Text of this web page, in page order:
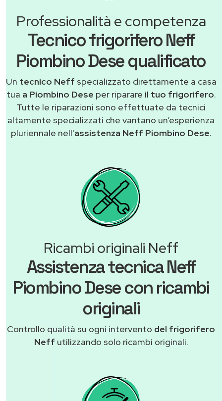
Professionalità e competenza
Tecnico frigorifero Neff
Piombino Dese qualificato
Un tecnico Neff specializzato direttamente a casa
tua a Piombino Dese per riparare il tuo frigorifero.
Tutte le riparazioni sono effettuate da tecnici
altamente specializzati che vantano un’esperienza
pluriennale nell'assistenza Neff Piombino Dese.
Ricambi originali Neff
Assistenza tecnica Neff
Piombino Dese con ricambi
originali
Controllo qualità su ogni intervento del frigorifero
Neff utilizzando solo ricambi originali.